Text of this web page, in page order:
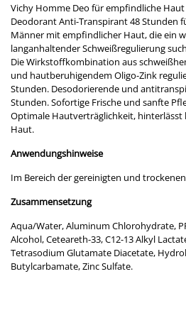
Vichy Homme Deo für empfindliche Haut
Deodorant Anti-Transpirant 48 Stunden
Männer mit empfindlicher Haut, die ein
langanhaltender Schweißregulierung
Die Wirkstoffkombination aus
und hautberuhigendem Oligo-Zink
Stunden. Desodorierende und
Stunden. Sofortige Frische und sanfte
Optimale Hautverträglichkeit, hinterlässt
Haut.
Anwendungshinweise
Im Bereich der gereinigten und
Zusammensetzung
Aqua/Water, Aluminum Chlorohydrate,
Alcohol, Ceteareth-33, C12-13 Alkyl
Tetrasodium Glutamate Diacetate,
Butylcarbamate, Zinc Sulfate.